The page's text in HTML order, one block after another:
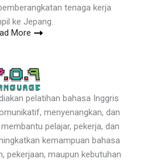
tenaga kerja
ke Jepang.
More
pelatihan bahasa Inggris
menyenangkan, dan
pelajar, pekerja, dan
kemampuan bahasa
pekerjaan, maupun kebutuhan